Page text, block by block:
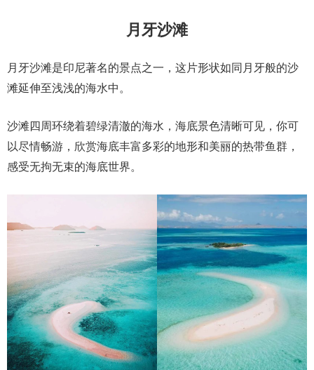
月牙沙滩
月牙沙滩是印尼著名的景点之一，这片形状如同月牙般的沙
滩延伸至浅浅的海水中。
沙滩四周环绕着碧绿清澈的海水，海底景色清晰可见，你可
以尽情畅游，欣赏海底丰富多彩的地形和美丽的热带鱼群，
感受无拘无束的海底世界。